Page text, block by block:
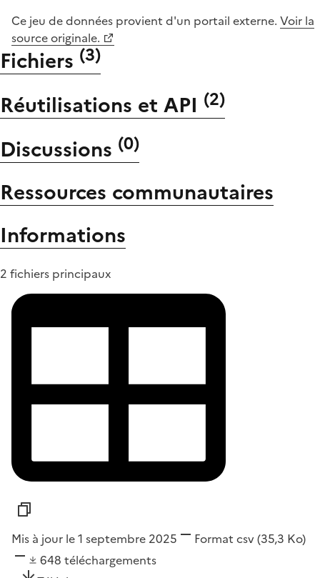
Ce jeu de données provient d'un portail externe. Voir la
source originale.
Fichiers (3)
Réutilisations et API (2)
Discussions (0)
Ressources communautaires
Informations
2 fichiers principaux
Mis à jour le 1 septembre 2025 Format csv(35,3 Ko)
648 téléchargements